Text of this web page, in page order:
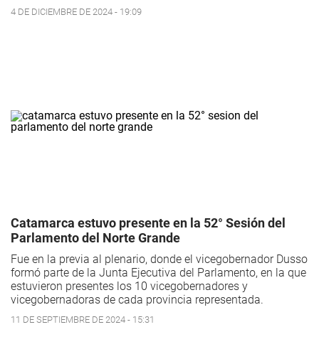
4 DE DICIEMBRE DE 2024 - 19:09
Catamarca estuvo presente en la 52° Sesión del
Parlamento del Norte Grande
Fue en la previa al plenario, donde el vicegobernador Dusso
formó parte de la Junta Ejecutiva del Parlamento, en la que
estuvieron presentes los 10 vicegobernadores y
vicegobernadoras de cada provincia representada.
11 DE SEPTIEMBRE DE 2024 - 15:31